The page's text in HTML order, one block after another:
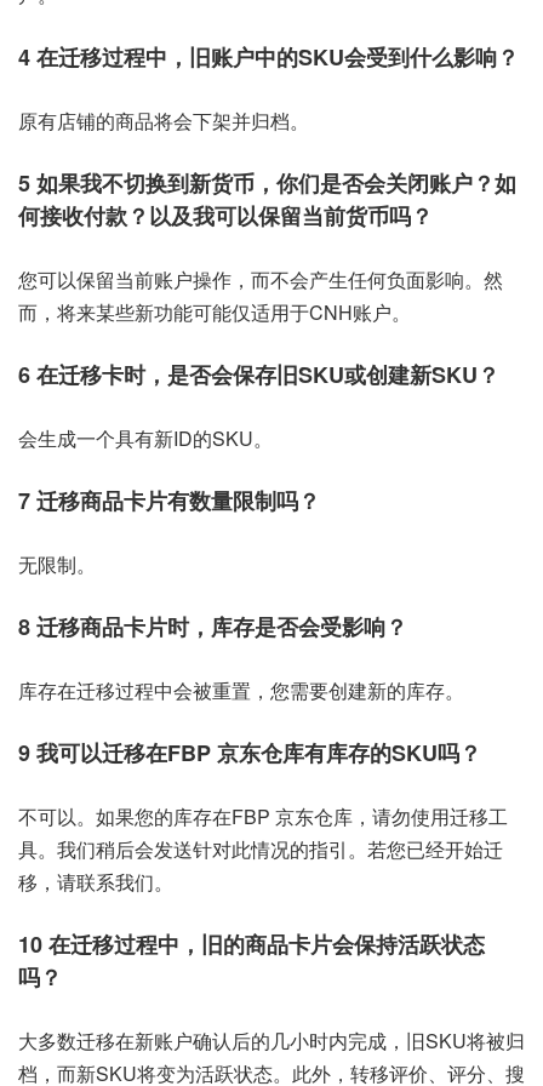
4 在迁移过程中，旧账户中的SKU会受到什么影响？
原有店铺的商品将会下架并归档。
5 如果我不切换到新货币，你们是否会关闭账户？如
何接收付款？以及我可以保留当前货币吗？
您可以保留当前账户操作，而不会产生任何负面影响。然
而，将来某些新功能可能仅适用于CNH账户。
6 在迁移卡时，是否会保存旧SKU或创建新SKU？
会生成一个具有新ID的SKU。
7 迁移商品卡片有数量限制吗？
无限制。
8 迁移商品卡片时，库存是否会受影响？
库存在迁移过程中会被重置，您需要创建新的库存。
9 我可以迁移在FBP 京东仓库有库存的SKU吗？
不可以。如果您的库存在FBP 京东仓库，请勿使用迁移工
具。我们稍后会发送针对此情况的指引。若您已经开始迁
移，请联系我们。
10 在迁移过程中，旧的商品卡片会保持活跃状态
吗？
大多数迁移在新账户确认后的几小时内完成，旧SKU将被归
档，而新SKU将变为活跃状态。此外，转移评价、评分、搜